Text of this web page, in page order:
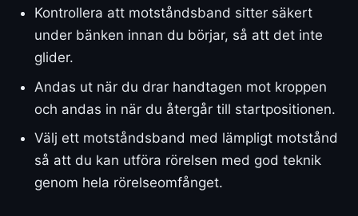
Kontrollera att motståndsband sitter säkert
under bänken innan du börjar, så att det inte
glider.
Andas ut när du drar handtagen mot kroppen
och andas in när du återgår till startpositionen.
Välj ett motståndsband med lämpligt motstånd
så att du kan utföra rörelsen med god teknik
genom hela rörelseomfånget.